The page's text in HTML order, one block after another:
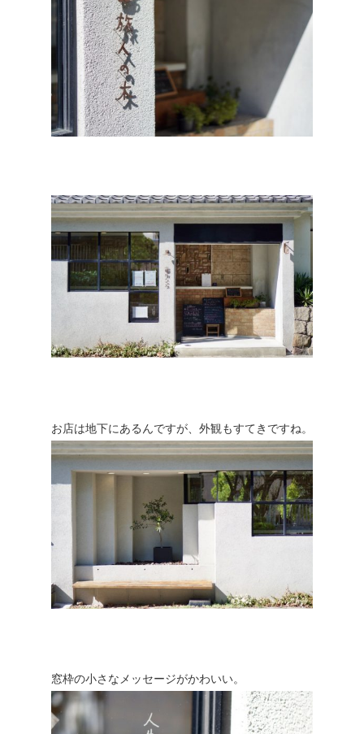
お店は地下にあるんですが、外観もすてきですね。
窓枠の小さなメッセージがかわいい。